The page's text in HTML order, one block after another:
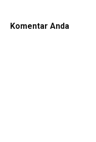
Komentar Anda